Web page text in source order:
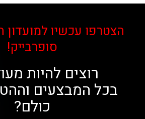
הצטרפו עכשיו
סופרבייק!
רוצים להיות
בכל המבצעים
כולם?